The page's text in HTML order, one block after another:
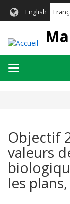
English
Toggle
navigation
Objectif
valeurs
les